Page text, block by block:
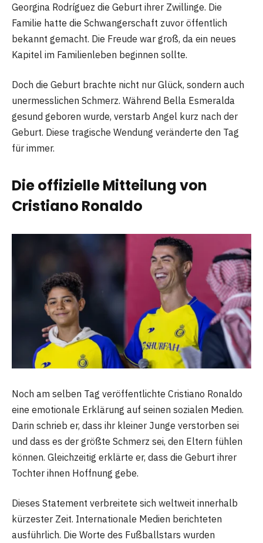
Georgina Rodríguez die Geburt ihrer Zwillinge. Die
Familie hatte die Schwangerschaft zuvor öffentlich
bekannt gemacht. Die Freude war groß, da ein neues
Kapitel im Familienleben beginnen sollte.
Doch die Geburt brachte nicht nur Glück, sondern auch
unermesslichen Schmerz. Während Bella Esmeralda
gesund geboren wurde, verstarb Angel kurz nach der
Geburt. Diese tragische Wendung veränderte den Tag
für immer.
Die offizielle Mitteilung von
Cristiano Ronaldo
Noch am selben Tag veröffentlichte Cristiano Ronaldo
eine emotionale Erklärung auf seinen sozialen Medien.
Darin schrieb er, dass ihr kleiner Junge verstorben sei
und dass es der größte Schmerz sei, den Eltern fühlen
können. Gleichzeitig erklärte er, dass die Geburt ihrer
Tochter ihnen Hoffnung gebe.
Dieses Statement verbreitete sich weltweit innerhalb
kürzester Zeit. Internationale Medien berichteten
ausführlich. Die Worte des Fußballstars wurden